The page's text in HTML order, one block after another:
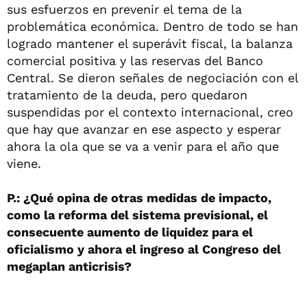
sus esfuerzos en prevenir el tema de la
problemática económica. Dentro de todo se han
logrado mantener el superávit fiscal, la balanza
comercial positiva y las reservas del Banco
Central. Se dieron señales de negociación con el
tratamiento de la deuda, pero quedaron
suspendidas por el contexto internacional, creo
que hay que avanzar en ese aspecto y esperar
ahora la ola que se va a venir para el año que
viene.
P.: ¿Qué opina de otras medidas de impacto,
como la reforma del sistema previsional, el
consecuente aumento de liquidez para el
oficialismo y ahora el ingreso al Congreso del
megaplan anticrisis?